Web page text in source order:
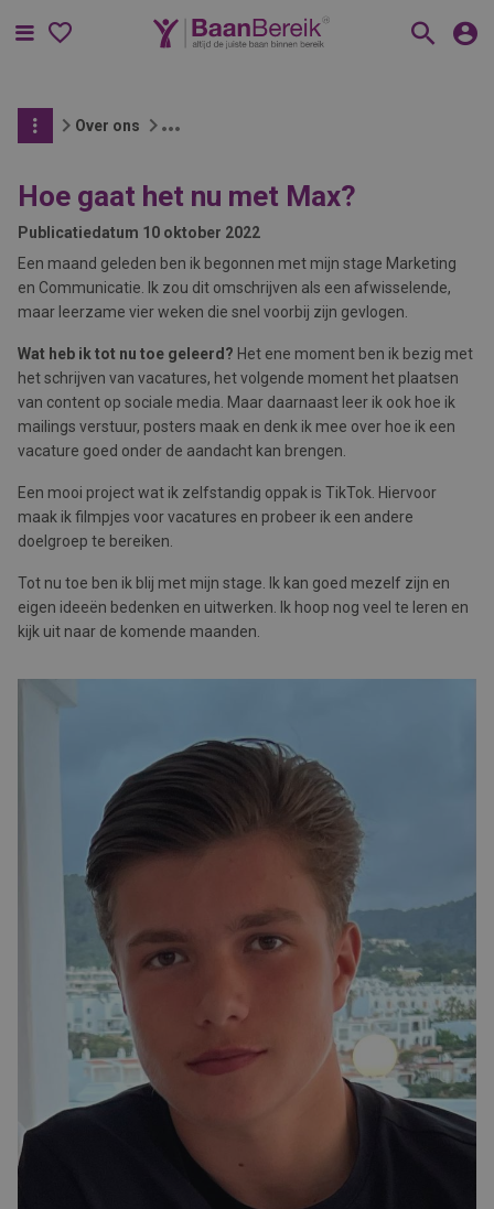
Menu
Over ons
Hoe gaat het nu met Max?
Publicatiedatum 10 oktober 2022
Een maand geleden ben ik begonnen met mijn stage Marketing
en Communicatie. Ik zou dit omschrijven als een afwisselende,
maar leerzame vier weken die snel voorbij zijn gevlogen.
Wat heb ik tot nu toe geleerd? Het ene moment ben ik bezig met
het schrijven van vacatures, het volgende moment het plaatsen
van content op sociale media. Maar daarnaast leer ik ook hoe ik
mailings verstuur, posters maak en denk ik mee over hoe ik een
vacature goed onder de aandacht kan brengen.
Een mooi project wat ik zelfstandig oppak is TikTok. Hiervoor
maak ik filmpjes voor vacatures en probeer ik een andere
doelgroep te bereiken.
Tot nu toe ben ik blij met mijn stage. Ik kan goed mezelf zijn en
eigen ideeën bedenken en uitwerken. Ik hoop nog veel te leren en
kijk uit naar de komende maanden.